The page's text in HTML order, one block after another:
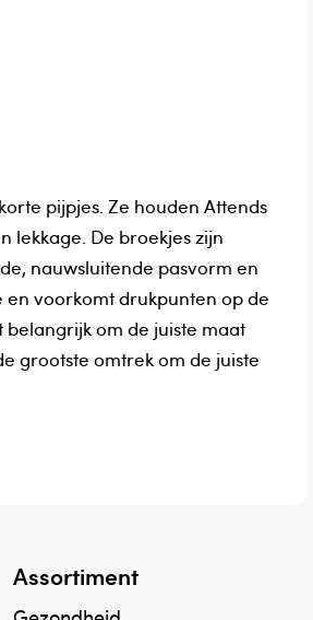
pijpjes. Ze houden Attends
lekkage. De broekjes zijn
nauwsluitende pasvorm en
voorkomt drukpunten op de
belangrijk om de juiste maat
grootste omtrek om de juiste
en ondersteuning.
gezondheid.
Assortiment